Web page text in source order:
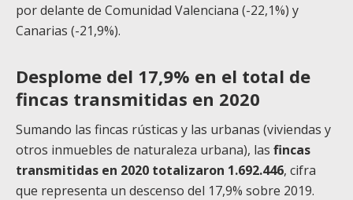
por delante de Comunidad Valenciana (-22,1%) y
Canarias (-21,9%).
Desplome del 17,9% en el total de
fincas transmitidas en 2020
Sumando las fincas rústicas y las urbanas (viviendas y
otros inmuebles de naturaleza urbana), las fincas
transmitidas en 2020 totalizaron 1.692.446, cifra
que representa un descenso del 17,9% sobre 2019.